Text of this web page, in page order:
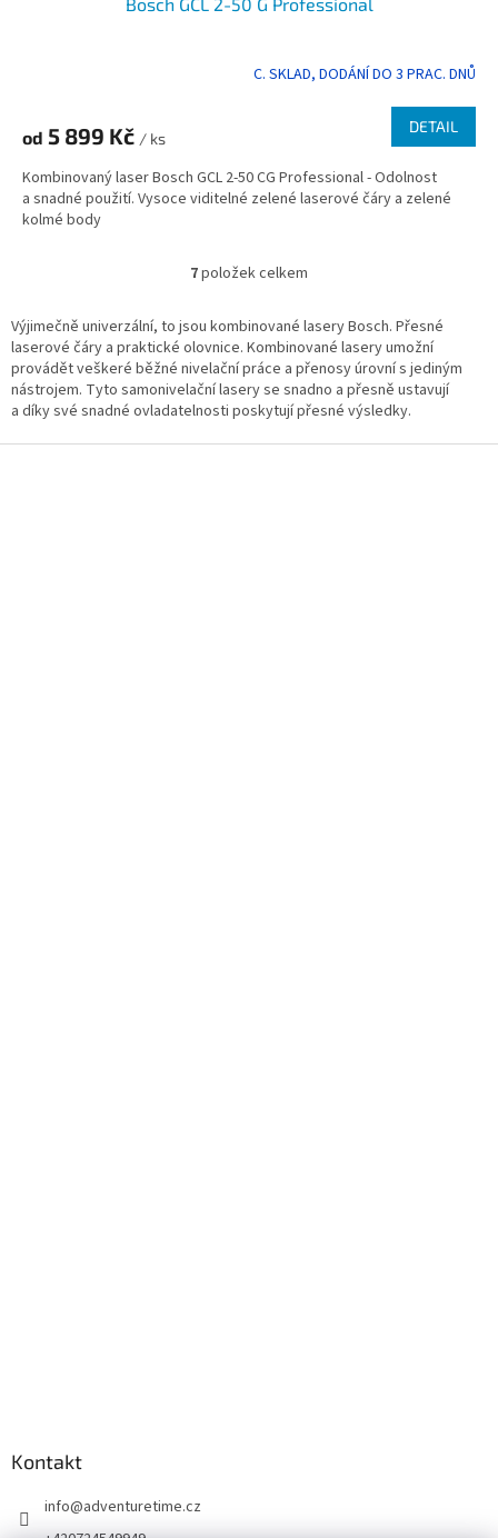
C. SKLAD, DODÁNÍ DO 3 PRAC. DNŮ
od 5 899 Kč / ks
DETAIL
Kombinovaný laser Bosch GCL 2-50 CG Professional - Odolnost
a snadné použití. Vysoce viditelné zelené laserové čáry a zelené
kolmé body
O
l
á
d
a
c
p
7položek celkem
Výjimečně univerzální, to jsou kombinované lasery Bosch. Přesné
laserové čáry a praktické olovnice. Kombinované lasery umožní
provádět veškeré běžné nivelační práce a přenosy úrovní s jediným
nástrojem. Tyto samonivelační lasery se snadno a přesně ustavují
a díky své snadné ovladatelnosti poskytují přesné výsledky.
Kontakt
info@adventuretime.cz